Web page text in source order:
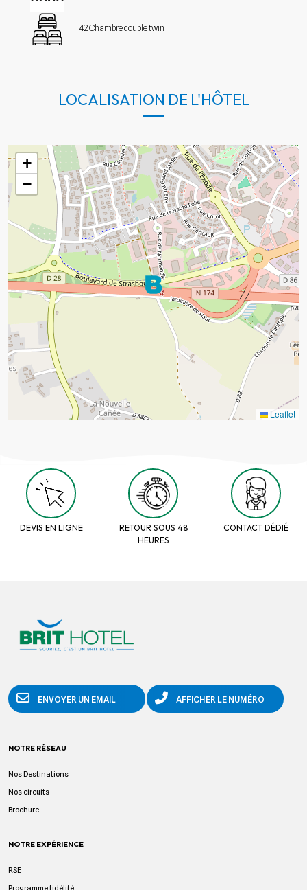
42 Chambre double twin
LOCALISATION DE L'HÔTEL
+
−
Leaflet
DEVIS EN LIGNE
RETOUR SOUS 48
HEURES
CONTACT DÉDIÉ
ENVOYER UN EMAIL AFFICHER LE NUMÉRO
NOTRE RÉSEAU
Nos Destinations
Nos circuits
Brochure
NOTRE EXPÉRIENCE
RSE